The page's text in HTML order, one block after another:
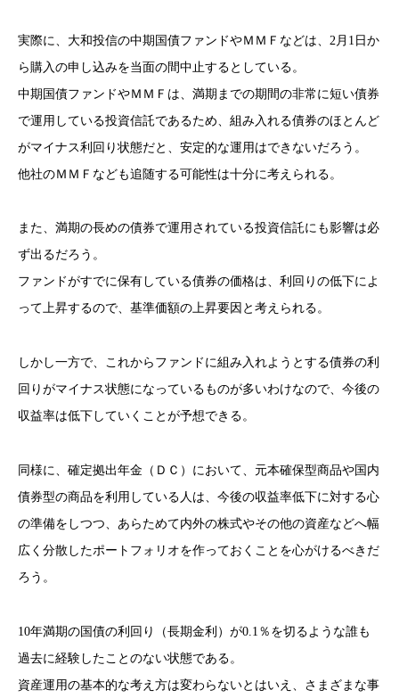
実際に、大和投信の中期国債ファンドやＭＭＦなどは、2月1日か
ら購入の申し込みを当面の間中止するとしている。
中期国債ファンドやＭＭＦは、満期までの期間の非常に短い債券
で運用している投資信託であるため、組み入れる債券のほとんど
がマイナス利回り状態だと、安定的な運用はできないだろう。
他社のＭＭＦなども追随する可能性は十分に考えられる。
また、満期の長めの債券で運用されている投資信託にも影響は必
ず出るだろう。
ファンドがすでに保有している債券の価格は、利回りの低下によ
って上昇するので、基準価額の上昇要因と考えられる。
しかし一方で、これからファンドに組み入れようとする債券の利
回りがマイナス状態になっているものが多いわけなので、今後の
収益率は低下していくことが予想できる。
同様に、確定拠出年金（ＤＣ）において、元本確保型商品や国内
債券型の商品を利用している人は、今後の収益率低下に対する心
の準備をしつつ、あらためて内外の株式やその他の資産などへ幅
広く分散したポートフォリオを作っておくことを心がけるべきだ
ろう。
10年満期の国債の利回り（長期金利）が0.1％を切るような誰も
過去に経験したことのない状態である。
資産運用の基本的な考え方は変わらないとはいえ、さまざまな事